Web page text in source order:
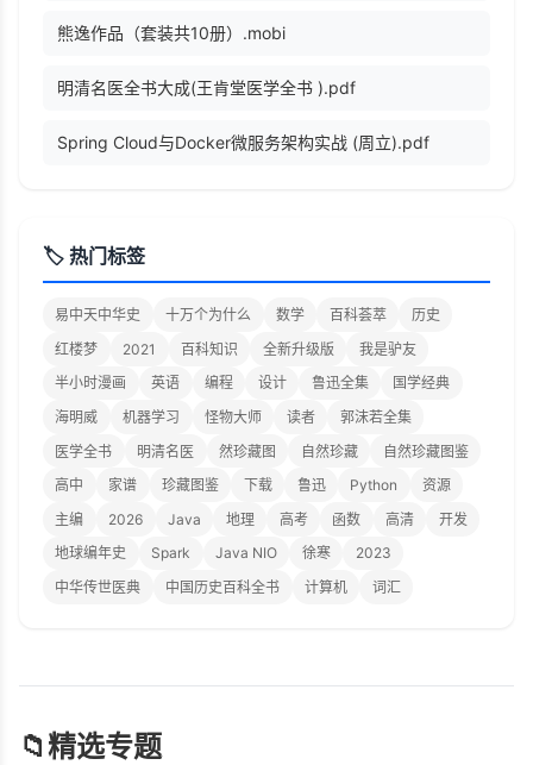
熊逸作品（套装共10册）.mobi
明清名医全书大成(王肯堂医学全书 ).pdf
Spring Cloud与Docker微服务架构实战 (周立).pdf
🏷️ 热门标签
易中天中华史 十万个为什么 数学 百科荟萃
历史
红楼梦
2021 百科知识 全新升级版
我是驴友
半小时漫画
英语 编程 设计 鲁迅全集
国学经典
海明威
机器学习 怪物大师 读者
郭沫若全集
医学全书
明清名医 然珍藏图 自然珍藏
自然珍藏图鉴
高中
家谱 珍藏图鉴 下载 鲁迅 Python
资源
主编
2026 Java 地理 高考 函数 高清
开发
地球编年史
Spark Java NIO 徐寒
2023
中华传世医典
中国历史百科全书 计算机 词汇
📁精选专题